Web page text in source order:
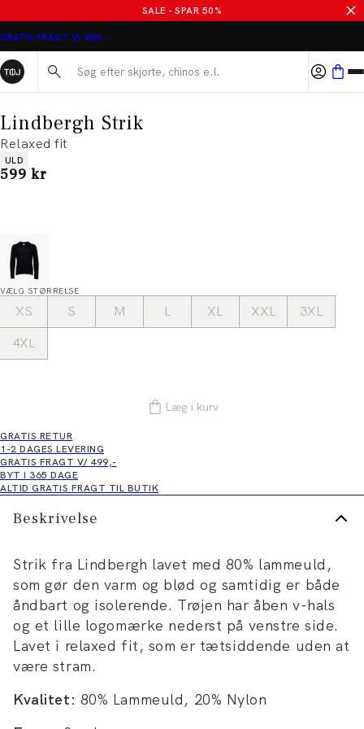
SALE - SPAR 50%
GRATIS FRAGT V/ 499,-
Søg her...
Lindbergh Strik
Relaxed fit
Produkt egenskaber
ULD
I alt (inkl. rabat)
599 kr
VÆLG STØRRELSE
XS S M L XL XXL
3XL
4XL
Læg i kurv
GRATIS RETUR
1-2 DAGES LEVERING
GRATIS FRAGT V/ 499,-
BYT I 365 DAGE
ALTID GRATIS FRAGT TIL BUTIK
Beskrivelse
Strik fra Lindbergh lavet med 80% lammeuld,
som gør den varm og blød og samtidig er både
åndbart og isolerende. Trøjen har åben v-hals
og et lille logomærke nederst på venstre side.
Lavet i relaxed fit, som er tætsiddende uden at
være stram.
Kvalitet: 80% Lammeuld, 20% Nylon